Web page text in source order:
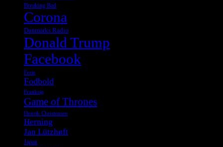
Breaking Bad
Corona
Danmarks Radio
Donald Trump
Facebook
Ferie
Fodbold
Frankrig
Game of Thrones
Henrik Christensen
Herning
Jan Lützhøft
Japan